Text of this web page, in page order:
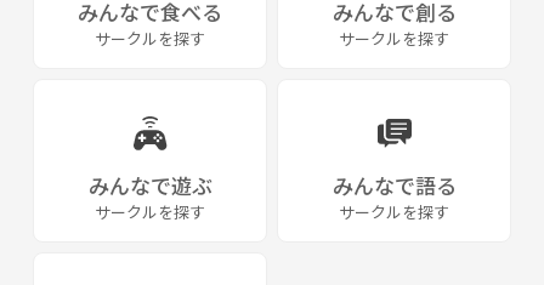
みんなで食べる
サークルを探す
みんなで創る
サークルを探す
みんなで遊ぶ
サークルを探す
みんなで語る
サークルを探す